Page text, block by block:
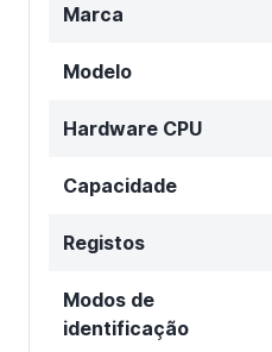
Marca
Modelo
Hardware CPU
Capacidade
Registos
Modos de
identificação